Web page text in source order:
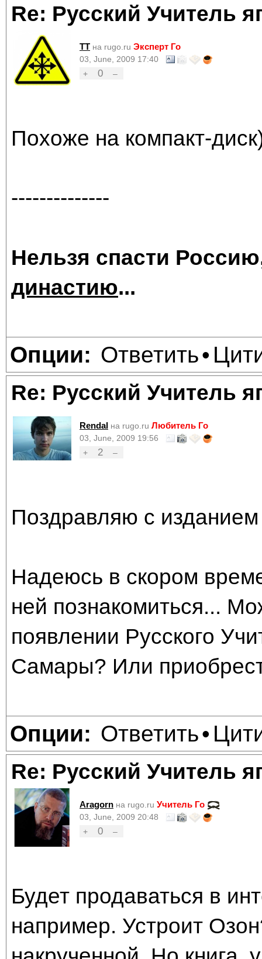
Re: Русский Учитель
TT на rugo.ru Эксперт Го
03, June, 2009 17:40
+
0 –
Похоже на компакт-
--------------
Нельзя спасти
династию...
Опции: Ответить•
Re: Русский Учитель
Rendal на rugo.ru Любитель Го
03, June, 2009 19:56
+
2 –
Поздравляю с изданием
Надеюсь в скором
ней познакомиться...
появлении Русского
Самары? Или
Опции: Ответить•
Re: Русский Учитель
Aragorn на rugo.ru Учитель Го
03, June, 2009 20:48
+
0 –
Будет продаваться в
например. Устроит